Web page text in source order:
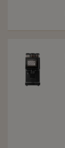
Navigate
Schaerer